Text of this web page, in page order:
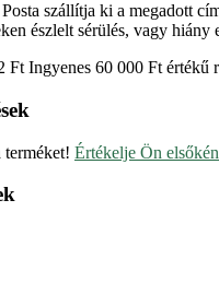
szállítja ki a megadott
észlelt sérülés, vagy
Ft Ingyenes 60 000 Ft értékű
terméket! Értékelje Ön